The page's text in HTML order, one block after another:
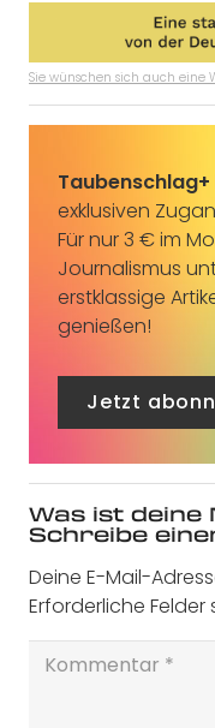
Sie wünschen sich auch eine
Taubenschlag+
exklusiven
Für nur 3 € im
Journalismus
erstklassige
genießen!
Jetzt
Was ist deine
Schreibe
Deine E-Mail-
Erforderliche Felder